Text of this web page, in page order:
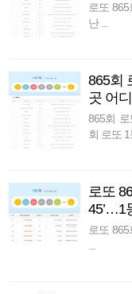
로또 865
난 ...
865회
곳 어
865회
회 로또 1
로또
45’…1
로또 865